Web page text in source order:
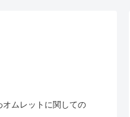
ムレットに関しての